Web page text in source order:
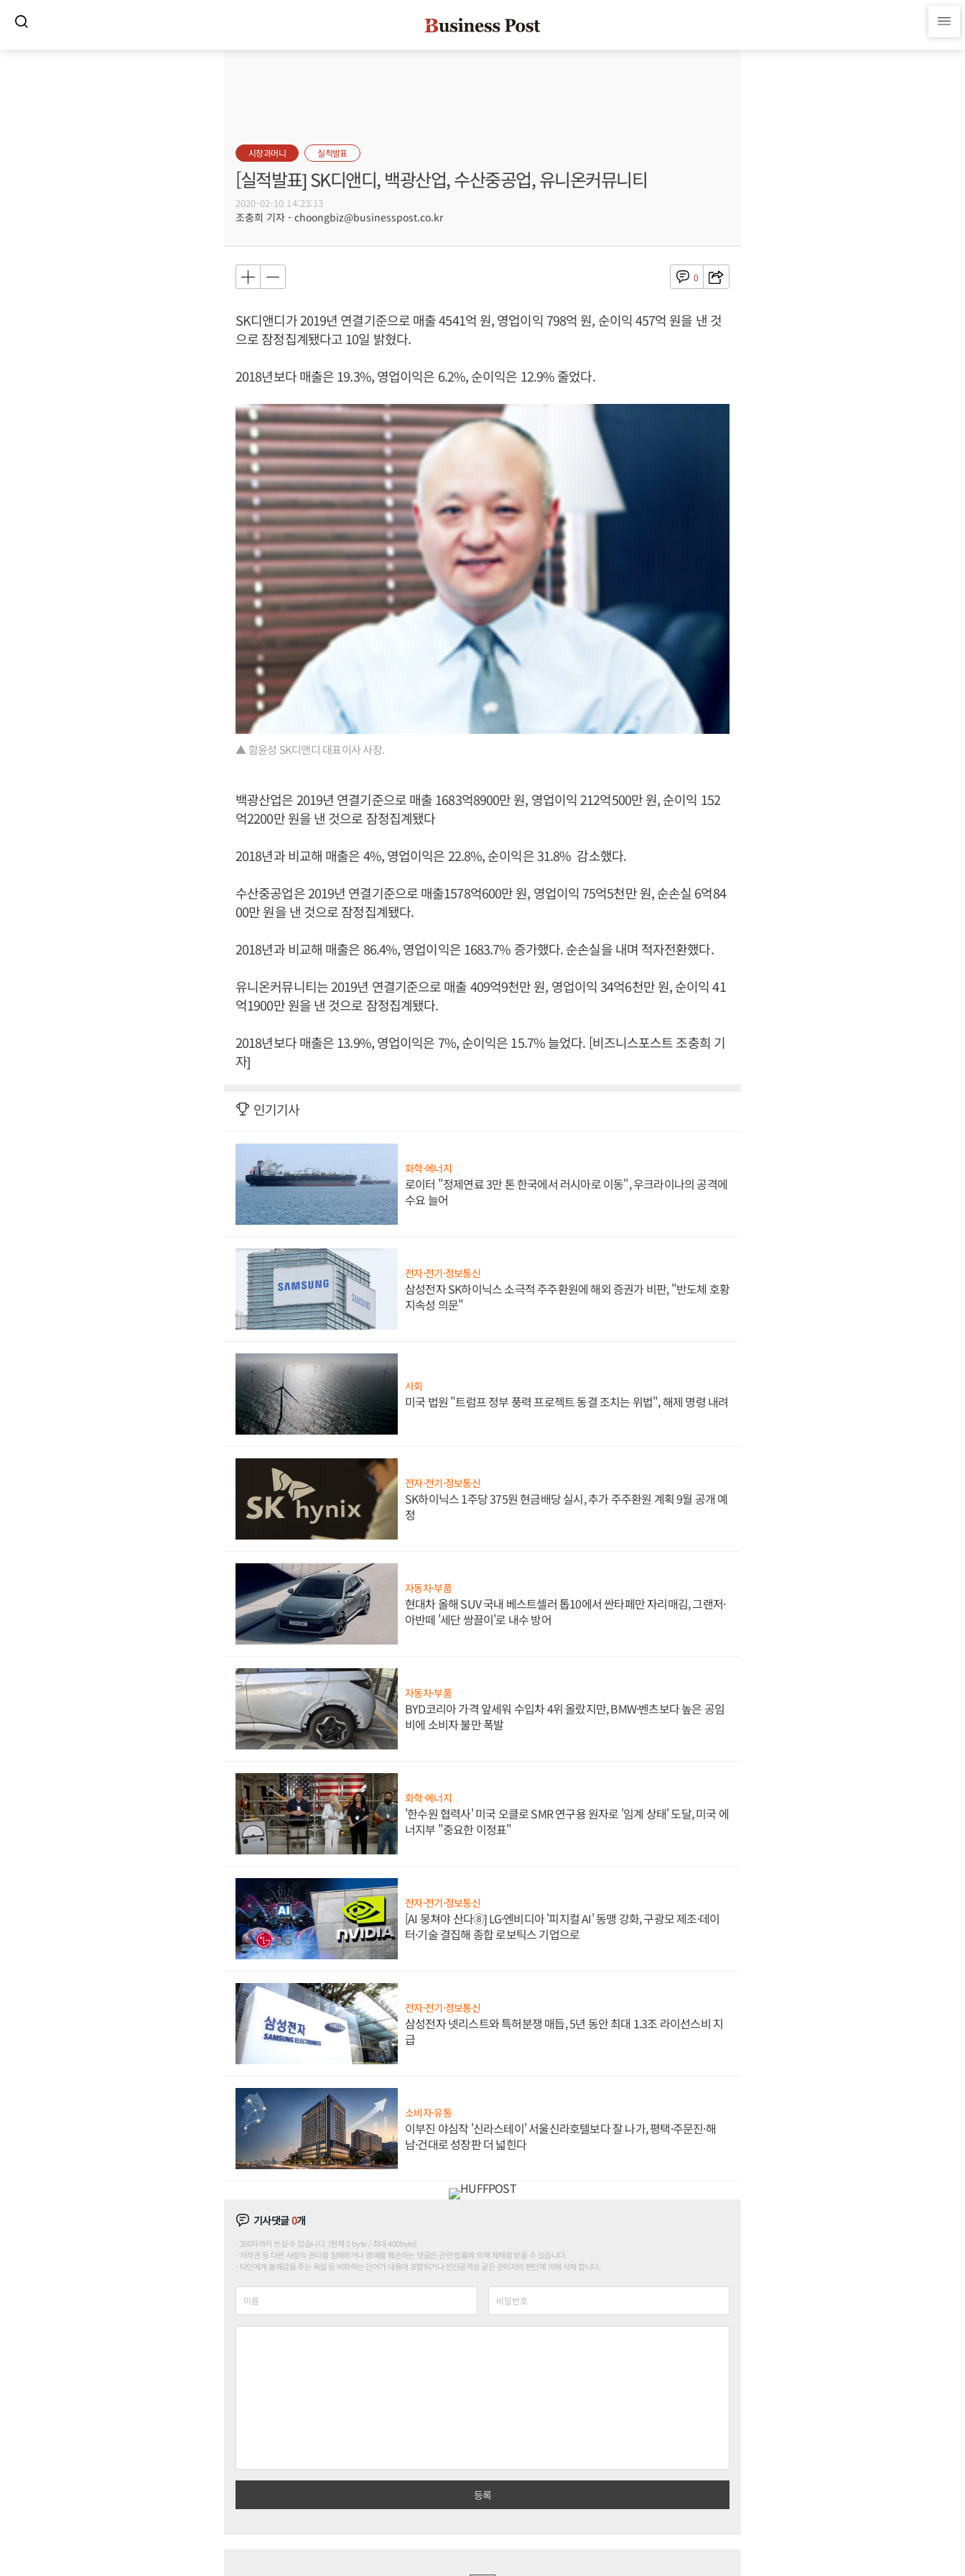
시장과머니 실적발표
[실적발표] SK디앤디, 백광산업, 수산중공업, 유니온커뮤니티
2020-02-10 14:23:13
조충희 기자 - choongbiz@businesspost.co.kr
0
SK디앤디가 2019년 연결기준으로 매출 4541억 원, 영업이익 798억 원, 순이익 457억 원을 낸 것
으로 잠정집계됐다고 10일 밝혔다.
2018년보다 매출은 19.3%, 영업이익은 6.2%, 순이익은 12.9% 줄었다.
▲ 함윤성 SK디앤디 대표이사 사장.
백광산업은 2019년 연결기준으로 매출 1683억8900만 원, 영업이익 212억500만 원, 순이익 152
억2200만 원을 낸 것으로 잠정집계됐다
2018년과 비교해 매출은 4%, 영업이익은 22.8%, 순이익은 31.8% 감소했다.
수산중공업은 2019년 연결기준으로 매출1578억600만 원, 영업이익 75억5천만 원, 순손실 6억84
00만 원을 낸 것으로 잠정집계됐다.
2018년과 비교해 매출은 86.4%, 영업이익은 1683.7% 증가했다. 순손실을 내며 적자전환했다.
유니온커뮤니티는 2019년 연결기준으로 매출 409억9천만 원, 영업이익 34억6천만 원, 순이익 41
억1900만 원을 낸 것으로 잠정집계됐다.
2018년보다 매출은 13.9%, 영업이익은 7%, 순이익은 15.7% 늘었다. [비즈니스포스트 조충희 기
자]
인기기사
화학·에너지
로이터 "정제연료 3만 톤 한국에서 러시아로 이동", 우크라이나의 공격에
수요 늘어
전자·전기·정보통신
삼성전자 SK하이닉스 소극적 주주환원에 해외 증권가 비판, "반도체 호황
지속성 의문"
사회
미국 법원 "트럼프 정부 풍력 프로젝트 동결 조치는 위법", 해제 명령 내려
전자·전기·정보통신
SK하이닉스 1주당 375원 현금배당 실시, 추가 주주환원 계획 9월 공개 예
정
자동차·부품
현대차 올해 SUV 국내 베스트셀러 톱10에서 싼타페만 자리매김, 그랜저·
아반떼 '세단 쌍끌이'로 내수 방어
자동차·부품
BYD코리아 가격 앞세워 수입차 4위 올랐지만, BMW·벤츠보다 높은 공임
비에 소비자 불만 폭발
화학·에너지
'한수원 협력사' 미국 오클로 SMR 연구용 원자로 '임계 상태' 도달, 미국 에
너지부 "중요한 이정표"
전자·전기·정보통신
[AI 뭉쳐야 산다⑧] LG·엔비디아 '피지컬 AI' 동맹 강화, 구광모 제조·데이
터·기술 결집해 종합 로보틱스 기업으로
전자·전기·정보통신
삼성전자 넷리스트와 특허분쟁 매듭, 5년 동안 최대 1.3조 라이선스비 지
급
소비자·유통
이부진 야심작 '신라스테이' 서울신라호텔보다 잘 나가, 평택·주문진·해
남·건대로 성장판 더 넓힌다
기사댓글0개
200자까지 쓰실 수 있습니다. (현재 0 byte / 최대 400byte)
저작권 등 다른 사람의 권리를 침해하거나 명예를 훼손하는 댓글은 관련 법률에 의해 제재를 받을 수 있습니다.
타인에게 불쾌감을 주는 욕설 등 비하하는 단어가 내용에 포함되거나 인신공격성 글은 관리자의 판단에 의해 삭제 합니다.